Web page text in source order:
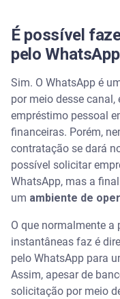
É possível
pelo
Sim. O WhatsApp é
por meio desse
empréstimo pessoal
financeiras. Porém,
contratação se dará
possível solicitar
WhatsApp, mas a
um ambiente de
O que normalmente
instantâneas faz é
pelo WhatsApp para
Assim, apesar de
solicitação por meio